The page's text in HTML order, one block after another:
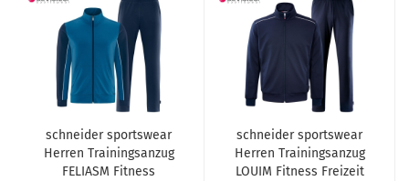
schneider sportswear
Herren Trainingsanzug
FELIASM Fitness
schneider sportswear
Herren Trainingsanzug
LOUIM Fitness Freizeit